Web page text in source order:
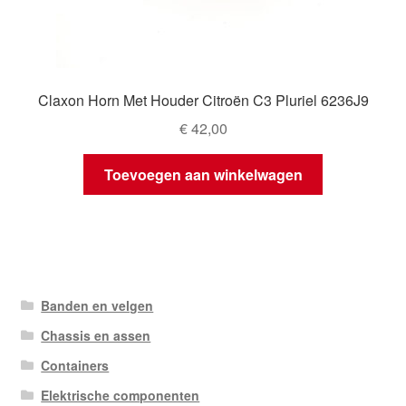
Claxon Horn Met Houder Citroën C3 Pluriel 6236J9
€42,00
Toevoegen aan winkelwagen
Banden en velgen
Chassis en assen
Containers
Elektrische componenten